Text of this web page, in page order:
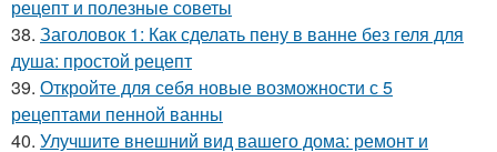
рецепт и полезные советы
38. Заголовок 1: Как сделать пену в ванне без геля для
душа: простой рецепт
39. Откройте для себя новые возможности с 5
рецептами пенной ванны
40. Улучшите внешний вид вашего дома: ремонт и